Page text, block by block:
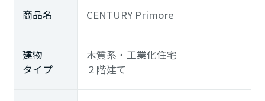
商品名 CENTURY Primore
建物
タイプ
木質系・工業化住宅
２階建て